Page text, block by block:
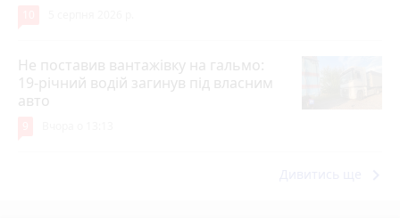
Не поставив вантажівку на гальмо:
19-річний водій загинув під власним
авто